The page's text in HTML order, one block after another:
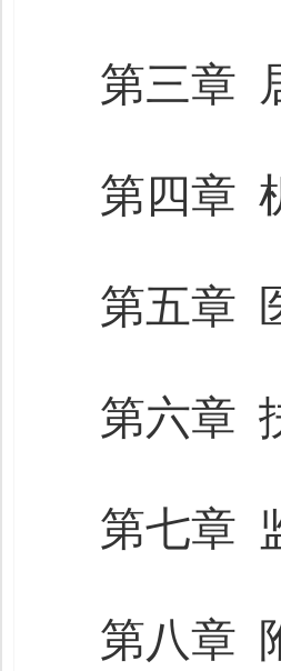
第三章
第四章
第五章
第六章
第七章
第八章